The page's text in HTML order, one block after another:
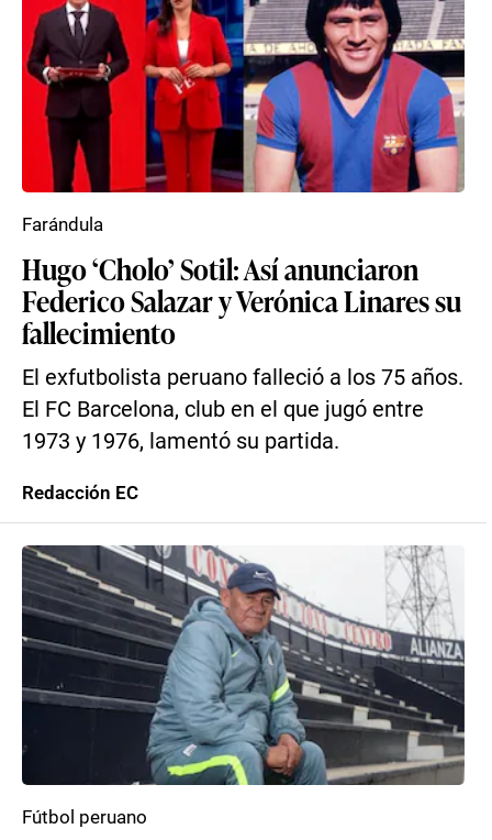
Hugo ‘Cholo’ Sotil: Así anunciaron
Federico Salazar y Verónica Linares su
fallecimiento
El exfutbolista peruano falleció a los 75 años.
El FC Barcelona, club en el que jugó entre
1973 y 1976, lamentó su partida.
Farándula
Redacción EC
Fútbol peruano